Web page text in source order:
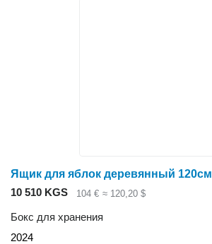
Ящик для яблок деревянный 120см
10 510 KGS
104 € ≈ 120,20 $
Бокс для хранения
2024